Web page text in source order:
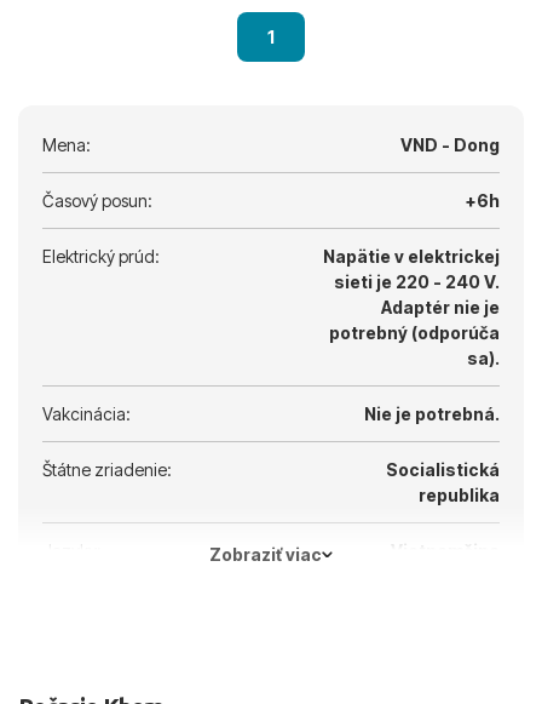
1
Mena: VND - Dong
Časový posun: +6h
Elektrický prúd:
Napätie v elektrickej
sieti je 220 - 240 V.
Adaptér nie je
potrebný (odporúča
sa).
Vakcinácia: Nie je potrebná.
Štátne zriadenie:
Socialistická
republika
Jazyky: Vietnamčina
Zobraziť viac